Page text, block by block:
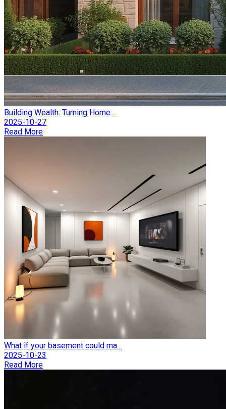
Building Wealth: Turning Home ...
2025-10-27
Read More
What if your basement could ma...
2025-10-23
Read More